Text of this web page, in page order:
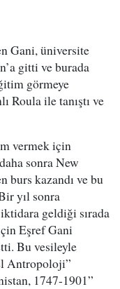
Gani, üniversite
gitti ve burada
görmeye
Roula ile tanıştı ve
vermek için
sonra New
burs kazandı ve bu
yıl sonra
geldiği sırada
Eşref Gani
Bu vesileyle
Antropoloji”
1747-1901”